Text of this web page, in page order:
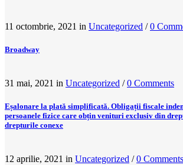
11 octombrie, 2021 in Uncategorized /0
Broadway
31 mai, 2021 in Uncategorized /0 Comments
Eșalonare la plată simplificată. Obligații fiscale
persoanele fizice care obțin venituri exclusiv din
drepturile conexe
12 aprilie, 2021 in Uncategorized /0 Comments